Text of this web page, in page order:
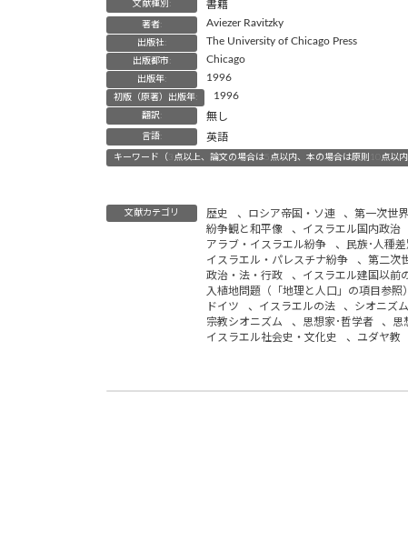
文献種別: 書籍
著者: Aviezer Ravitzky
出版社: The University of Chicago Press
出版都市: Chicago
出版年: 1996
初版（原著）出版年: 1996
翻訳: 無し
言語: 英語
キーワード（3点以上、論文の場合は5点以内、本の場合は原則10点以
文献カテゴリ 歴史 、 ロシア帝国・ソ連 、第一次世
紛争観と和平像
、 イスラエル国内政治
アラブ・イスラエル紛争
、 民族･人種差
イスラエル・パレスチナ紛争
、 第二次
政治・法・行政
、 イスラエル建国以前
入植地問題（「地理と人口」の項目参照）
ドイツ
、 イスラエルの法 、 シオニズ
宗教シオニズム
、 思想家･哲学者 、 思
イスラエル社会史・文化史
、 ユダヤ教